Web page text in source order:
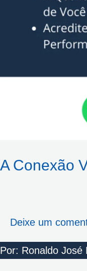
A Conexão
Deixe um
Por: Ronaldo José